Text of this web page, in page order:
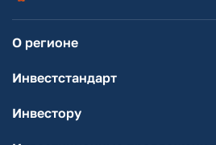
О регионе
Инвестстандарт
Инвестору